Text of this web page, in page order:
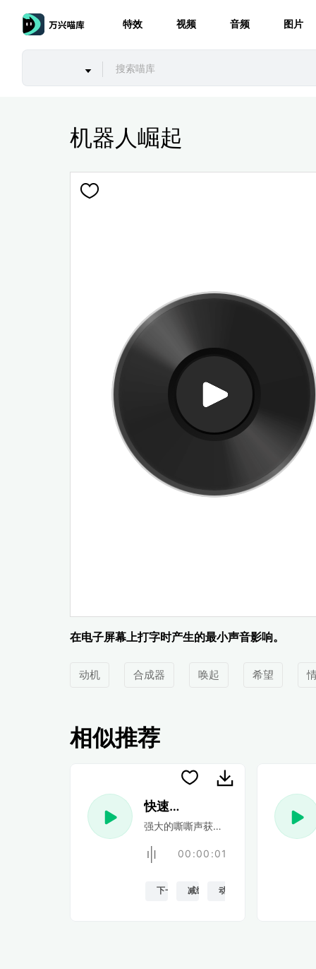
特效 视频 音频 图片
机器人崛起
在电子屏幕上打字时产生的最小声音影响。
动机 合成器 唤起 希望
相似推荐
快速静电荷
强大的嘶嘶声获得动力，但最终以剧烈
00:00:01
下一个 减缓 动画